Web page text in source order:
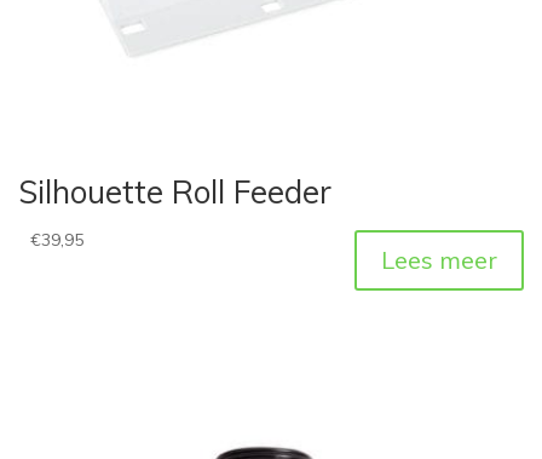
Silhouette Roll Feeder
€39,95
Lees meer